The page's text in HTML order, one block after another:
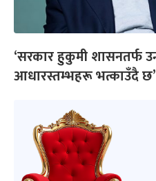
‘सरकार हुकुमी शासनतर्फ
आधारस्तम्भहरू भत्काउँदै छ’